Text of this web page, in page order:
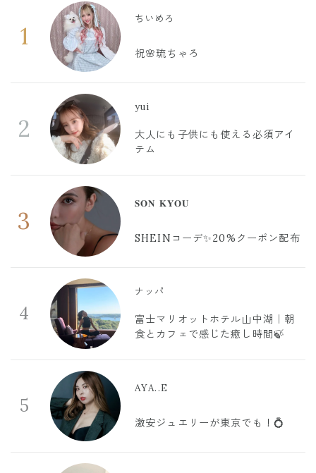
1
ちいめろ
祝🌸琉ちゃろ
2
yui
大人にも子供にも使える必須アイ
テム
3
𝐒𝐎𝐍 𝐊𝐘𝐎𝐔
SHEINコーデ✨20%クーポン配布
4
ナッパ
富士マリオットホテル山中湖｜朝
食とカフェで感じた癒し時間🍃
5
AYA..E
激安ジュエリーが東京でも！💍